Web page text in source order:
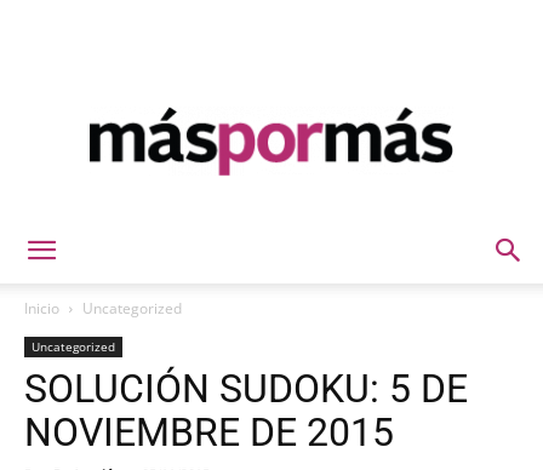
Inicio Uncategorized
Uncategorized
SOLUCIÓN SUDOKU: 5 DE
NOVIEMBRE DE 2015